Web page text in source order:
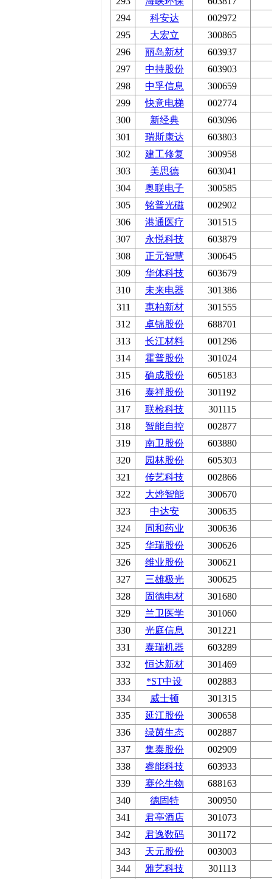
294
科安达
002972
295
大宏立
300865
296
丽岛新材
603937
297
中持股份
603903
298
中孚信息
300659
299
快意电梯
002774
300
新经典
603096
301
瑞斯康达
603803
302
建工修复
300958
303
美思德
603041
304
奥联电子
300585
305
铭普光磁
002902
306
港通医疗
301515
307
永悦科技
603879
308
正元智慧
300645
309
华体科技
603679
310
未来电器
301386
311
惠柏新材
301555
312
卓锦股份
688701
313
长江材料
001296
314
霍普股份
301024
315
确成股份
605183
316
泰祥股份
301192
317
联检科技
301115
318
智能自控
002877
319
南卫股份
603880
320
园林股份
605303
321
传艺科技
002866
322
大烨智能
300670
323
中达安
300635
324
同和药业
300636
325
华瑞股份
300626
326
维业股份
300621
327
三雄极光
300625
328
固德电材
301680
329
兰卫医学
301060
330
光庭信息
301221
331
泰瑞机器
603289
332
恒达新材
301469
333
*ST中设
002883
334
威士顿
301315
335
延江股份
300658
336
绿茵生态
002887
337
集泰股份
002909
338
睿能科技
603933
339
赛伦生物
688163
340
德固特
300950
341
君亭酒店
301073
342
君逸数码
301172
343
天元股份
003003
344
雅艺科技
301113